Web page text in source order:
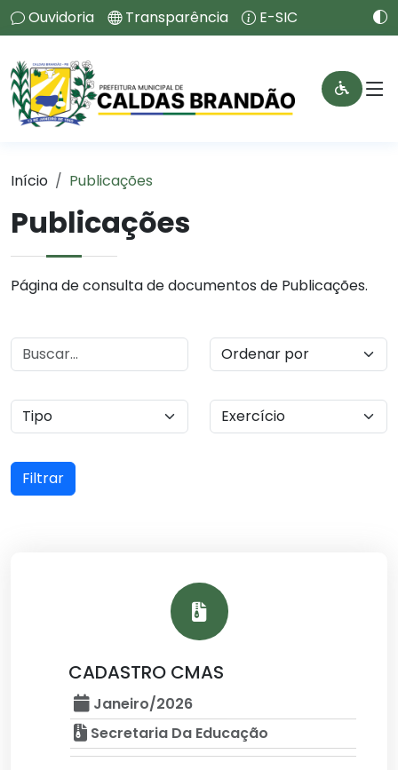
Ouvidoria Transparência E-SIC
Início Publicações
Publicações
Página de consulta de documentos de Publicações.
Filtrar
CADASTRO CMAS
Janeiro/2026
Secretaria Da Educação